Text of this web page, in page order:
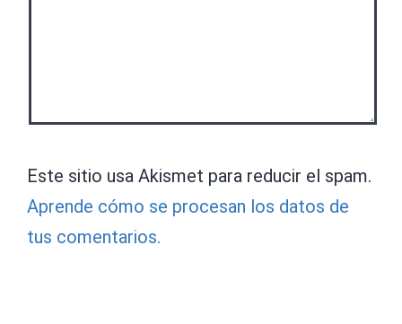
Este sitio usa Akismet para reducir el spam.
Aprende cómo se procesan los datos de
tus comentarios.